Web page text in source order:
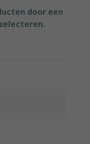
door een